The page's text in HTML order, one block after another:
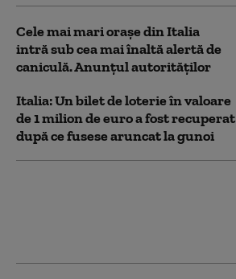
Cele mai mari orașe din Italia
intră sub cea mai înaltă alertă de
caniculă. Anunțul autorităților
Italia: Un bilet de loterie în valoare
de 1 milion de euro a fost recuperat
după ce fusese aruncat la gunoi